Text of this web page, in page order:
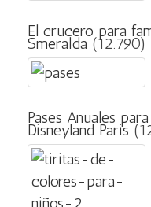
El crucero para
Smeralda (12.790)
Pases Anuales
Disneyland Paris